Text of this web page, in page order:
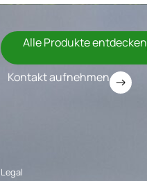
Alle Produkte entdecken
Kontakt aufnehmen
Legal